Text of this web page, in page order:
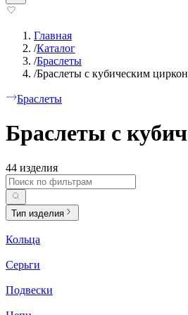
Главная
/Каталог
/Браслеты
/Браслеты с кубическим
Браслеты
Браслеты с
44 изделия
Тип изделия
Кольца
Серьги
Подвески